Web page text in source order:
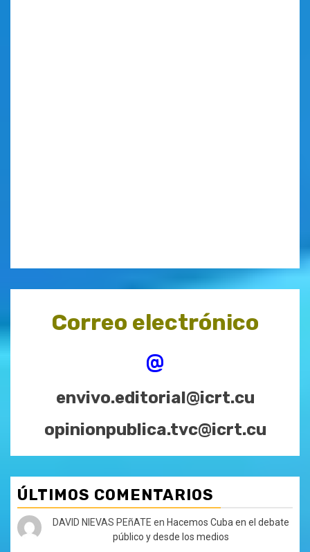
Correo electrónico
@
envivo.editorial@icrt.cu
opinionpublica.tvc@icrt.cu
ÚLTIMOS COMENTARIOS
DAVID NIEVAS PEñATE en Hacemos Cuba en el debate
público y desde los medios